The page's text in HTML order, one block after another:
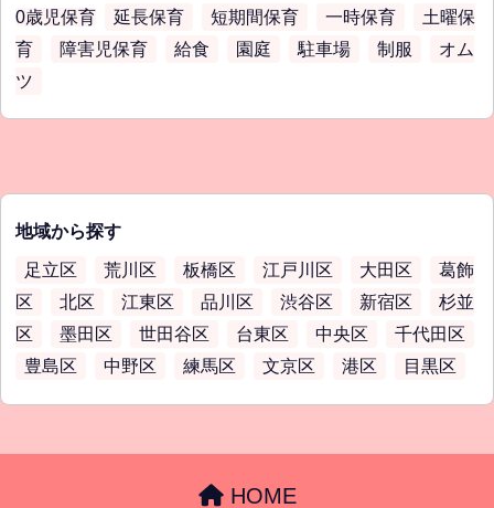
0歳児保育 延長保育 短期間保育 一時保育
土曜保
育
障害児保育 給食 園庭 駐車場 制服
オム
ツ
地域から探す
足立区 荒川区 板橋区 江戸川区 大田区
葛飾
区
北区 江東区 品川区 渋谷区 新宿区
杉並
区
墨田区 世田谷区 台東区 中央区
千代田区
豊島区
中野区 練馬区 文京区 港区 目黒区
HOME